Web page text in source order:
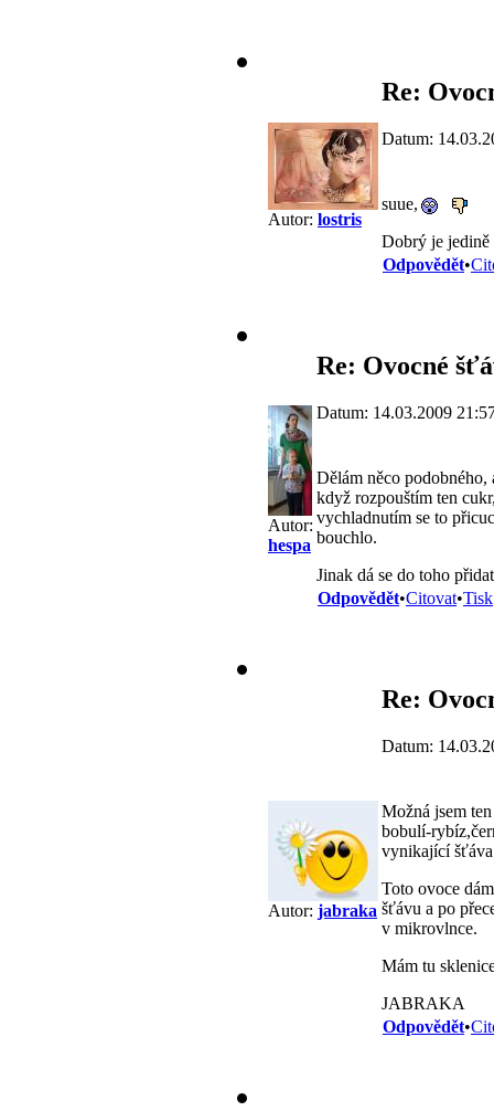
Autor: lostris
Re:
Datum:
suue,
Dobrý je jedině
Odpovědět•
Autor:
hespa
Re: Ovocné
Datum: 14.03.2009
Dělám něco podobného,
když rozpouštím ten
vychladnutím se to
bouchlo.
Jinak dá se do toho
Odpovědět•Citovat•Tisk
Autor: jabraka
Re:
Datum:
Možná jsem
bobulí-
vynikající
Toto ovoce
šťávu a po
v mikrovlnce.
Mám tu
JABRAKA
Odpovědět•